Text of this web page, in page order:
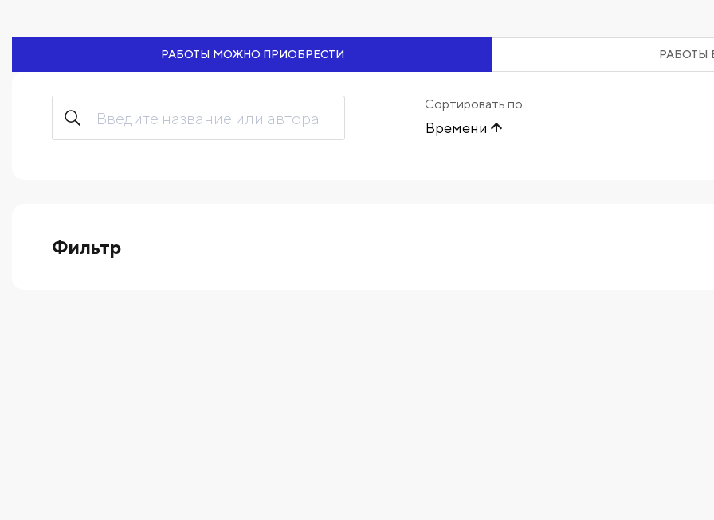
РАБОТЫ МОЖНО ПРИОБРЕСТИ РАБОТЫ
Фильтр
Сортировать по
Времени